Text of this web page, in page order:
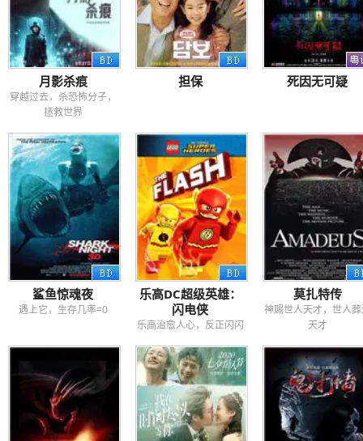
月影杀痕
穿越过去，杀恐怖分子，
拯救世界
担保 死因无可疑
鲨鱼惊魂夜
遇上它，生存几率=0
乐高DC超级英雄：
闪电侠
乐高治愈人心，反正闪闪
莫扎特传
神赐世人天才，世人
天才